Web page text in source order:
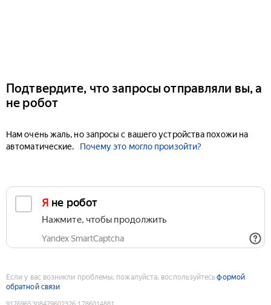
Подтвердите, что запросы отправляли вы, а
не робот
Нам очень жаль, но запросы с вашего устройства похожи на
автоматические.
Почему это могло произойти?
Я не робот
Нажмите, чтобы продолжить
Yandex SmartCaptcha
Если у вас возникли проблемы, пожалуйста, воспользуйтесьформой
обратной связи